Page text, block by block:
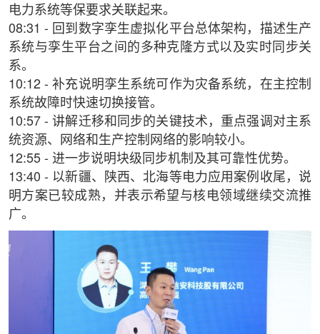
电力系统等保要求关联起来。
08:31 - 回到数字孪生虚拟化平台总体架构，描述生产
系统与孪生平台之间的多种克隆方式以及实时同步关
系。
10:12 - 补充说明孪生系统可作为灾备系统，在主控制
系统故障时快速切换接管。
10:57 - 讲解迁移和同步的关键技术，重点强调对主系
统资源、网络和生产控制网络的影响较小。
12:55 - 进一步说明块级同步机制及其可靠性优势。
13:40 - 以新疆、陕西、北海等电力应用案例收尾，说
明方案已较成熟，并表示希望与核电领域继续交流推
广。